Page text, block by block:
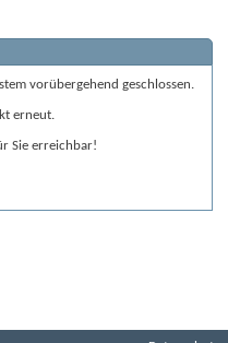
vorübergehend geschlossen.
erneut.
Sie erreichbar!